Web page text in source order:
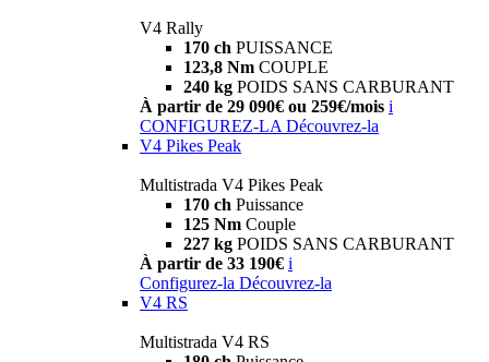
V4 Rally
170 ch PUISSANCE
123,8 Nm COUPLE
240 kg POIDS SANS CARBURANT
À partir de 29 090€ ou 259€/mois i
CONFIGUREZ-LA Découvrez-la
V4 Pikes Peak
Multistrada V4 Pikes Peak
170 ch Puissance
125 Nm Couple
227 kg POIDS SANS CARBURANT
À partir de 33 190€ i
Configurez-la Découvrez-la
V4 RS
Multistrada V4 RS